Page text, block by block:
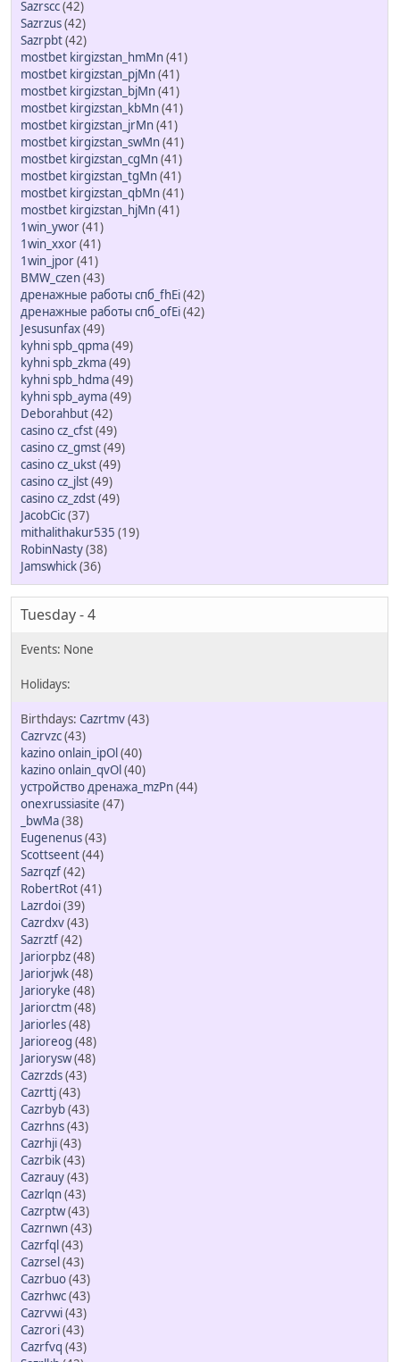
Sazrscc(42)
Sazrzus(42)
Sazrpbt(42)
mostbet kirgizstan_hmMn(41)
mostbet kirgizstan_pjMn(41)
mostbet kirgizstan_bjMn(41)
mostbet kirgizstan_kbMn(41)
mostbet kirgizstan_jrMn(41)
mostbet kirgizstan_swMn(41)
mostbet kirgizstan_cgMn(41)
mostbet kirgizstan_tgMn(41)
mostbet kirgizstan_qbMn(41)
mostbet kirgizstan_hjMn(41)
1win_ywor(41)
1win_xxor(41)
1win_jpor(41)
BMW_czen(43)
дренажные работы спб_fhEi(42)
дренажные работы спб_ofEi(42)
Jesusunfax(49)
kyhni spb_qpma(49)
kyhni spb_zkma(49)
kyhni spb_hdma(49)
kyhni spb_ayma(49)
Deborahbut(42)
casino cz_cfst(49)
casino cz_gmst(49)
casino cz_ukst(49)
casino cz_jlst(49)
casino cz_zdst(49)
JacobCic(37)
mithalithakur535 (19)
RobinNasty(38)
Jamswhick(36)
Tuesday - 4
Cazrtmv(43)
Cazrvzc(43)
kazino onlain_ipOl(40)
kazino onlain_qvOl(40)
устройство дренажа_mzPn(44)
onexrussiasite (47)
_bwMa(38)
Eugenenus(43)
Scottseent(44)
Sazrqzf(42)
RobertRot(41)
Lazrdoi(39)
Cazrdxv(43)
Sazrztf(42)
Jariorpbz(48)
Jariorjwk(48)
Jarioryke (48)
Jariorctm(48)
Jariorles(48)
Jarioreog (48)
Jariorysw(48)
Cazrzds(43)
Cazrttj(43)
Cazrbyb(43)
Cazrhns(43)
Cazrhji(43)
Cazrbik(43)
Cazrauy(43)
Cazrlqn(43)
Cazrptw(43)
Cazrnwn(43)
Cazrfql(43)
Cazrsel(43)
Cazrbuo(43)
Cazrhwc(43)
Cazrvwi(43)
Cazrori(43)
Cazrfvq (43)